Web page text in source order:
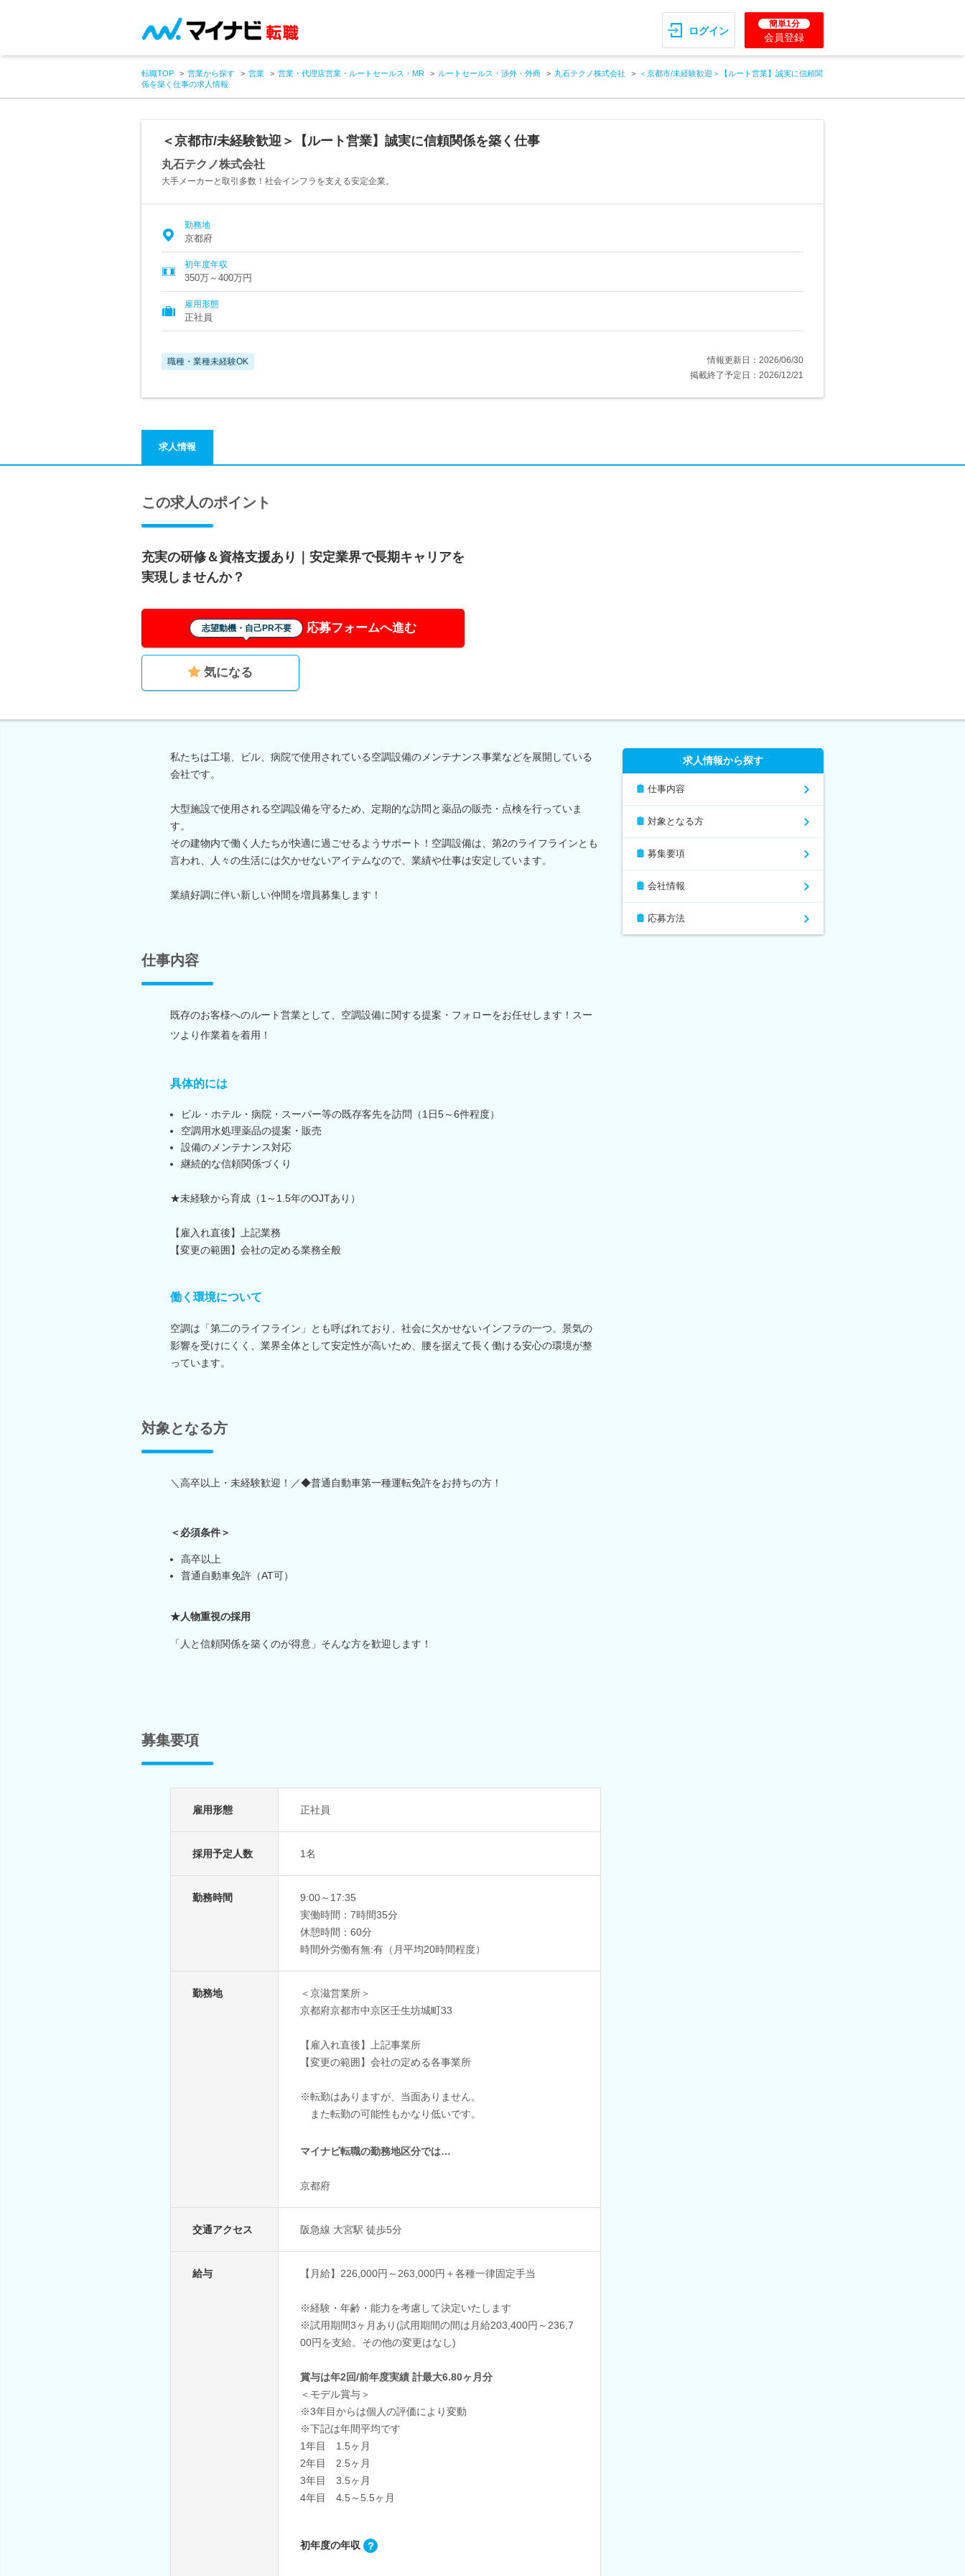
ログイン
簡単1分
会員登録
転職TOP 営業から探す 営業 営業・代理店営業・ルートセールス・MR ルートセールス・渉外・外商 丸石テクノ株式会社
＜京都市/未経験歓迎＞【ルート営業】誠実に信頼関
係を築く仕事の求人情報
＜京都市/未経験歓迎＞【ルート営業】誠実に信頼関係を築く仕事
丸石テクノ株式会社
大手メーカーと取引多数！社会インフラを支える安定企業。
勤務地
京都府
初年度年収
350万～400万円
雇用形態
正社員
職種・業種未経験OK
情報更新日：2026/06/30
掲載終了予定日：2026/12/21
求人情報
この求人のポイント
充実の研修＆資格支援あり｜安定業界で長期キャリアを
実現しませんか？
志望動機・自己PR不要 応募フォームへ進む
気になる
私たちは工場、ビル、病院で使用されている空調設備のメンテナンス事業などを展開している
会社です。
大型施設で使用される空調設備を守るため、定期的な訪問と薬品の販売・点検を行っていま
す。
その建物内で働く人たちが快適に過ごせるようサポート！空調設備は、第2のライフラインとも
言われ、人々の生活には欠かせないアイテムなので、業績や仕事は安定しています。
業績好調に伴い新しい仲間を増員募集します！
仕事内容
既存のお客様へのルート営業として、空調設備に関する提案・フォローをお任せします！スー
ツより作業着を着用！
具体的には
ビル・ホテル・病院・スーパー等の既存客先を訪問（1日5～6件程度）
空調用水処理薬品の提案・販売
設備のメンテナンス対応
継続的な信頼関係づくり
★未経験から育成（1～1.5年のOJTあり）
【雇入れ直後】上記業務
【変更の範囲】会社の定める業務全般
働く環境について
空調は「第二のライフライン」とも呼ばれており、社会に欠かせないインフラの一つ。景気の
影響を受けにくく、業界全体として安定性が高いため、腰を据えて長く働ける安心の環境が整
っています。
対象となる方
＼高卒以上・未経験歓迎！／◆普通自動車第一種運転免許をお持ちの方！
＜必須条件＞
高卒以上
普通自動車免許（AT可）
★人物重視の採用
「人と信頼関係を築くのが得意」そんな方を歓迎します！
募集要項
雇用形態 正社員
採用予定人数 1名
勤務時間
9:00～17:35
実働時間：7時間35分
休憩時間：60分
時間外労働有無:有（月平均20時間程度）
勤務地
＜京滋営業所＞
京都府京都市中京区壬生坊城町33
【雇入れ直後】上記事業所
【変更の範囲】会社の定める各事業所
※転勤はありますが、当面ありません。
また転勤の可能性もかなり低いです。
マイナビ転職の勤務地区分では…
京都府
交通アクセス 阪急線 大宮駅 徒歩5分
給与 【月給】226,000円～263,000円＋各種一律固定手当
※経験・年齢・能力を考慮して決定いたします
※試用期間3ヶ月あり(試用期間の間は月給203,400円～236,7
00円を支給。その他の変更はなし)
賞与は年2回/前年度実績 計最大6.80ヶ月分
＜モデル賞与＞
※3年目からは個人の評価により変動
※下記は年間平均です
1年目 1.5ヶ月
2年目 2.5ヶ月
3年目 3.5ヶ月
4年目 4.5～5.5ヶ月
初年度の年収
求人情報から探す
仕事内容
対象となる方
募集要項
会社情報
応募方法